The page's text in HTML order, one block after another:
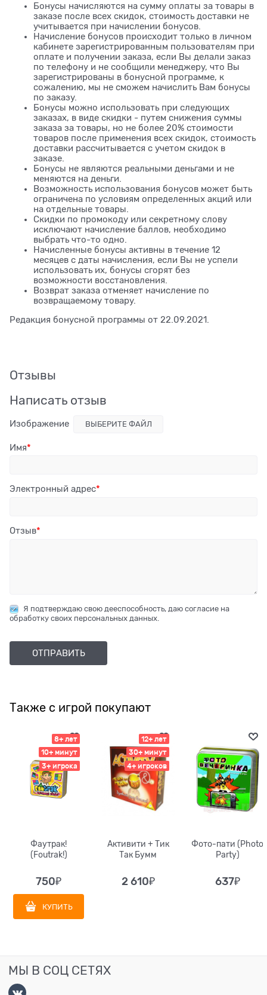
Бонусы начисляются на сумму оплаты за товары в
заказе после всех скидок, стоимость доставки не
учитывается при начислении бонусов.
Начисление бонусов происходит только в личном
кабинете зарегистрированным пользователям при
оплате и получении заказа, если Вы делали заказ
по телефону и не сообщили менеджеру, что Вы
зарегистрированы в бонусной программе, к
сожалению, мы не сможем начислить Вам бонусы
по заказу.
Бонусы можно использовать при следующих
заказах, в виде скидки - путем снижения суммы
заказа за товары, но не более 20% стоимости
товаров после применения всех скидок, стоимость
доставки рассчитывается с учетом скидок в
заказе.
Бонусы не являются реальными деньгами и не
меняются на деньги.
Возможность использования бонусов может быть
ограничена по условиям определенных акций или
на отдельные товары.
Скидки по промокоду или секретному слову
исключают начисление баллов, необходимо
выбрать что-то одно.
Начисленные бонусы активны в течение 12
месяцев с даты начисления, если Вы не успели
использовать их, бонусы сгорят без
возможности восстановления.
Возврат заказа отменяет начисление по
возвращаемому товару.
Редакция бонусной программы от 22.09.2021.
Отзывы
Написать отзыв
Изображение ВЫБЕРИТЕ ФАЙЛ
Имя
Электронный адрес
Отзыв
Я подтверждаю свою дееспособность, даю согласие на
обработку своих персональных данных.
Также с игрой покупают
8+ лет
10+ минут
3+ игрока
Фаутрак!
(Foutrak!)
750₽
КУПИТЬ
12+ лет
30+ минут
4+ игроков
Активити + Тик
Так Бумм
2 610₽
Фото-пати (Photo
Party)
637₽
МЫ В СОЦ СЕТЯХ